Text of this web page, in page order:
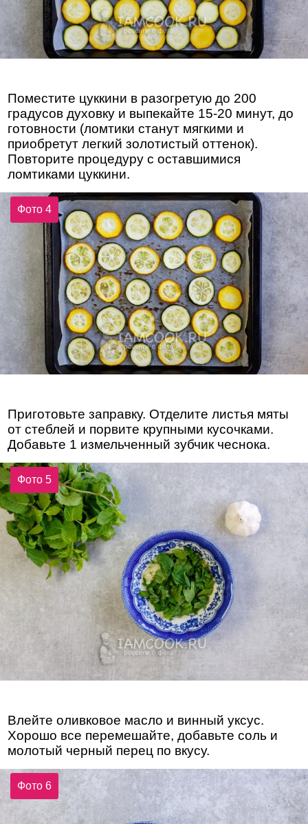
Поместите цуккини в разогретую до 200
градусов духовку и выпекайте 15-20 минут, до
готовности (ломтики станут мягкими и
приобретут легкий золотистый оттенок).
Повторите процедуру с оставшимися
ломтиками цуккини.
Фото 4
Приготовьте заправку. Отделите листья мяты
от стеблей и порвите крупными кусочками.
Добавьте 1 измельченный зубчик чеснока.
Фото 5
Влейте оливковое масло и винный уксус.
Хорошо все перемешайте, добавьте соль и
молотый черный перец по вкусу.
Фото 6